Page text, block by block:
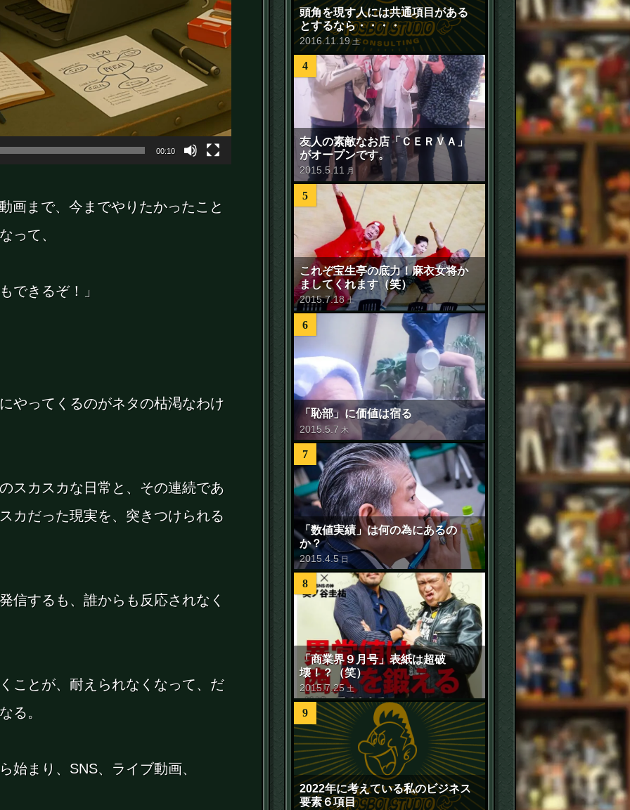
00:10
画まで、今までやりたかったこと
って、
できるぞ！」
やってくるのがネタの枯渇なわけ
スカスカな日常と、その連続であ
カだった現実を、突きつけられる
信するも、誰からも反応されなく
ことが、耐えられなくなって、だ
る。
始まり、SNS、ライブ動画、
頭角を現す人には共通項目がある
とするなら・・・・
2016.11.19 土
4
友人の素敵なお店「ＣＥＲＶＡ」
がオープンです。
2015 5.11 月
5
これぞ宝生亭の底力！麻衣女将か
ましてくれます（笑）
2015.7.18 土
6
「恥部」に価値は宿る
2015 .5 .7 木
7
「数値実績」は何の為にあるの
か？
2015 .4.5 日
8
「商業界９月号」表紙は超破
壊！？（笑）
2015.7.25 土
9
2022年に考えている私のビジネス
要素６項目